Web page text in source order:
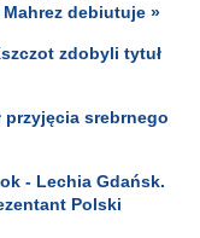
debiutuje »
zdobyli tytuł
przyjęcia srebrnego
- Lechia Gdańsk.
Polski